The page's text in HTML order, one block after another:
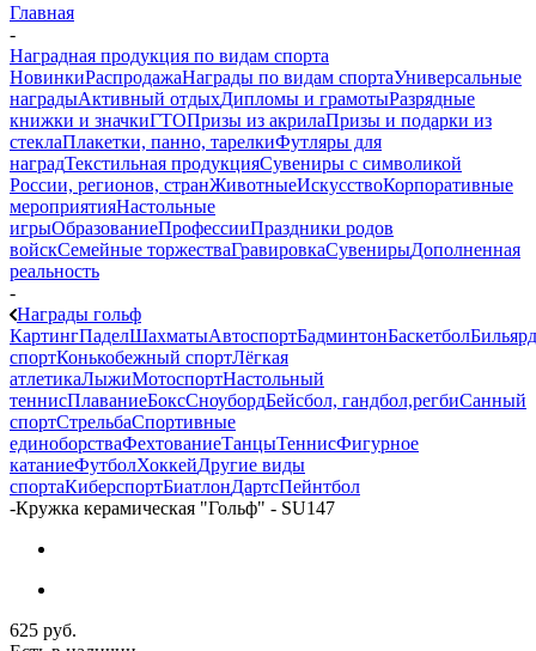
Главная
-
Наградная продукция по видам спорта
НовинкиРаспродажаНаграды по видам спортаУниверсальные
наградыАктивный отдыхДипломы и грамотыРазрядные
книжки и значкиГТОПризы из акрилаПризы и подарки из
стеклаПлакетки, панно, тарелкиФутляры для
наградТекстильная продукцияСувениры с символикой
России, регионов, странЖивотныеИскусствоКорпоративные
мероприятияНастольные
игрыОбразованиеПрофессииПраздники родов
войскСемейные торжестваГравировкаСувенирыДополненная
реальность
-
Награды гольф
КартингПаделШахматыАвтоспортБадминтонБаскетболБильярд
спортКонькобежный спортЛёгкая
атлетикаЛыжиМотоспортНастольный
теннисПлаваниеБоксСноубордБейсбол, гандбол,регбиСанный
спортСтрельбаСпортивные
единоборстваФехтованиеТанцыТеннисФигурное
катаниеФутболХоккейДругие виды
спортаКиберспортБиатлонДартсПейнтбол
-Кружка керамическая "Гольф" - SU147
625 руб.